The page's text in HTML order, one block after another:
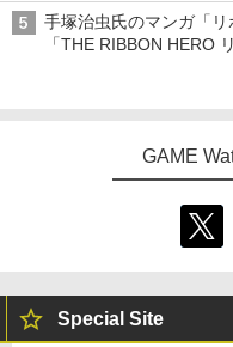
手塚治虫氏のマンガ「
「THE RIBBON HERO
GAME
Special Site